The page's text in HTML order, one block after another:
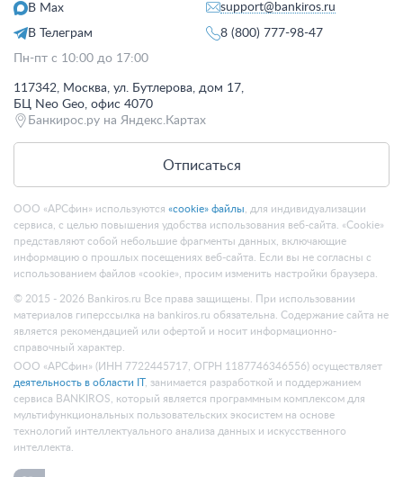
В Max
В Телеграм
support@bankiros.ru
8 (800) 777-98-47
Пн-пт с 10:00 до 17:00
117342, Москва, ул. Бутлерова, дом 17,
БЦ Neo Geo, офис 4070
Банкирос.ру на Яндекс.Картах
Отписаться
ООО «АРСфин» используются «cookie» файлы , для индивидуализации
сервиса, с целью повышения удобства использования веб-сайта. «Cookie»
представляют собой небольшие фрагменты данных, включающие
информацию о прошлых посещениях веб-сайта. Если вы не согласны с
использованием файлов «cookie», просим изменить настройки браузера.
© 2015 - 2026 Bankiros.ru Все права защищены. При использовании
материалов гиперссылка на bankiros.ru обязательна. Содержание сайта не
является рекомендацией или офертой и носит информационно-
справочный характер.
ООО «АРСфин» (ИНН 7722445717, ОГРН 1187746346556) осуществляет
деятельность в области IT, занимается разработкой и поддержанием
сервиса BANKIROS, который является программным комплексом для
мультифункциональных пользовательских экосистем на основе
технологий интеллектуального анализа данных и искусственного
интеллекта.